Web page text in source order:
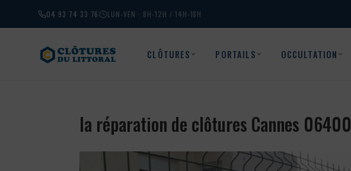
04 93 74 33 76 LUN-VEN · 8H-12H / 14H-18H
CLÔTURES PORTAILS OCCULTATION
la réparation de clôtures Cannes 06400